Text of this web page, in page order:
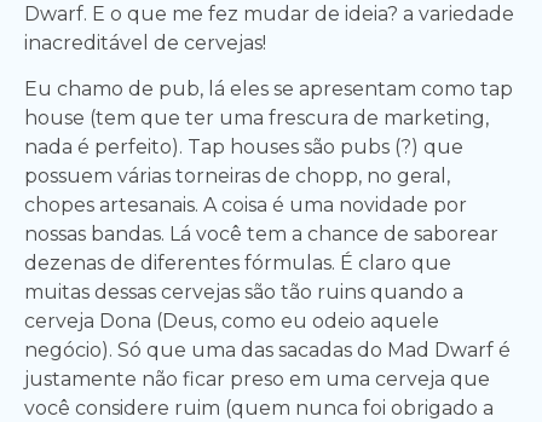
Dwarf. E o que me fez mudar de ideia? a variedade
inacreditável de cervejas!
Eu chamo de pub, lá eles se apresentam como tap
house (tem que ter uma frescura de marketing,
nada é perfeito). Tap houses são pubs (?) que
possuem várias torneiras de chopp, no geral,
chopes artesanais. A coisa é uma novidade por
nossas bandas. Lá você tem a chance de saborear
dezenas de diferentes fórmulas. É claro que
muitas dessas cervejas são tão ruins quando a
cerveja Dona (Deus, como eu odeio aquele
negócio). Só que uma das sacadas do Mad Dwarf é
justamente não ficar preso em uma cerveja que
você considere ruim (quem nunca foi obrigado a